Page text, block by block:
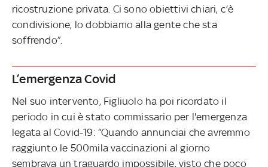
ricostruzione privata. Ci sono obiettivi chiari, c’è
condivisione, lo dobbiamo alla gente che sta
soffrendo”.
L’emergenza Covid
Nel suo intervento, Figliuolo ha poi ricordato il
periodo in cui è stato commissario per l'emergenza
legata al Covid-19: “Quando annunciai che avremmo
raggiunto le 500mila vaccinazioni al giorno
sembrava un traguardo impossibile, visto che poco